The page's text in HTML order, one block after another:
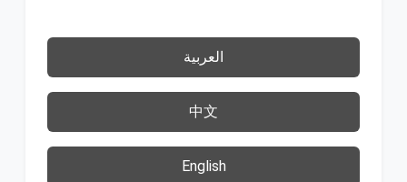
العربية
中文
English